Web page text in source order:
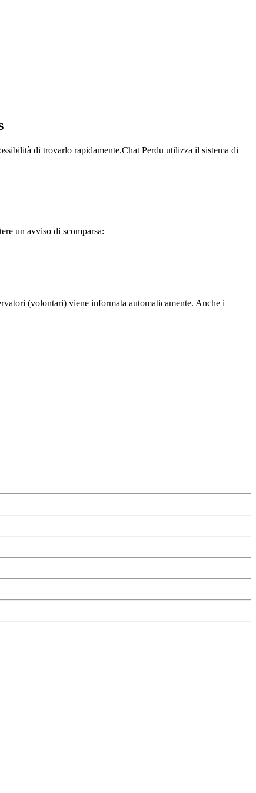
di trovarlo rapidamente.Chat Perdu utilizza il sistema di
un avviso di scomparsa:
(volontari) viene informata automaticamente. Anche i